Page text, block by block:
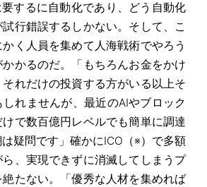
するに自動化であり、どう自動化
行錯誤するしかない。そして、こ
く人員を集めて人海戦術でやろう
かるのだ。「もちろんお金をかけ
れだけの投資する方がいる以上そ
れませんが、最近のAIやブロック
で数百億円レベルでも簡単に調達
疑問です」確かにICO（※）で多額
、実現できずに消滅してしまうプ
絶たない。「優秀な人材を集めれば